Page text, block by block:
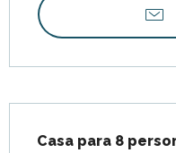
Casa para 8